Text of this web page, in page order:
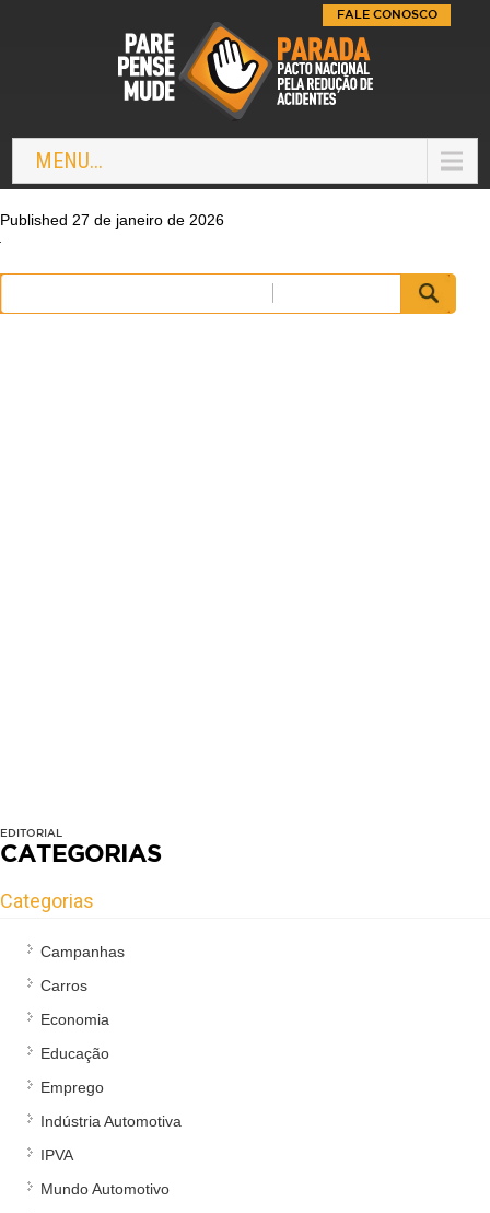
MENU...
FALE CONOSCO
Published 27 de janeiro de 2026
Pesquisar
por:
EDITORIAL
CATEGORIAS
Categorias
Campanhas
Carros
Economia
Educação
Emprego
Indústria Automotiva
IPVA
Mundo Automotivo